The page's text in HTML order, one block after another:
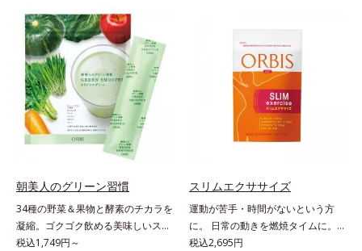
ページをご覧ください。・BEAUTY
夏祭りは、こちら
ン30mgが含有されています（2粒
ンナンがおなかの中で膨らみ、満足
感をアップ。豊富な栄養素でキレイ
を目指すダイエッターを、内側から
サポートします！黒糖きなこ味（カ
ロリー 92kcal ※1食分・本品粉末の
み）やさしい甘さの黒糖とほのかに
香るきなこが溶け合う幸せな味わ
い。たっぷり飲んでも飽きないおい
朝美人のグリーン習慣
34種の野菜＆果物と酵素のチカラを
凝縮。ゴクゴク飲める美味しいスム
ージーでスッキリ生活をサポート。
税込1,749円～
スリムエクササイズ
運動が苦手・時間がないという方
に。 日常の動きを燃焼タイムに。
「忙しくて運動する時間がない」
税込2,695円